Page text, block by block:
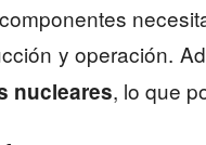
y operación.
nucleares, lo que